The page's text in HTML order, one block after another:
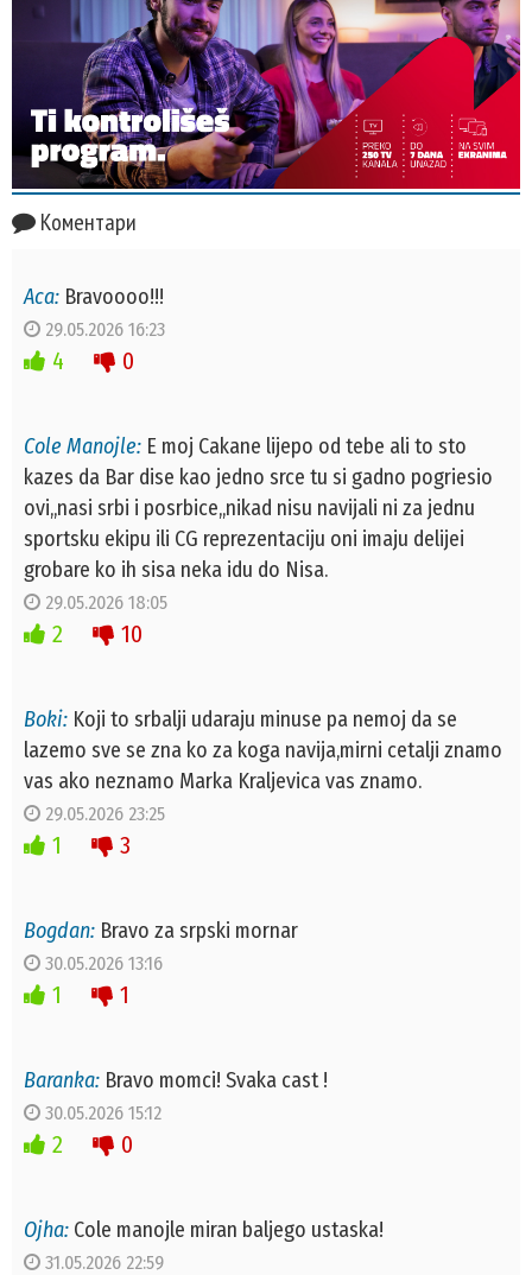
Коментари
Aca: Bravoooo!!!
29.05.2026 16:23
4 0
Cole Manojle: E moj Cakane lijepo od tebe ali to sto
kazes da Bar dise kao jedno srce tu si gadno pogriesio
ovi,,nasi srbi i posrbice,,nikad nisu navijali ni za jednu
sportsku ekipu ili CG reprezentaciju oni imaju delijei
grobare ko ih sisa neka idu do Nisa.
29.05.2026 18:05
2 10
Boki: Koji to srbalji udaraju minuse pa nemoj da se
lazemo sve se zna ko za koga navija,mirni cetalji znamo
vas ako neznamo Marka Kraljevica vas znamo.
29.05.2026 23:25
1 3
Bogdan: Bravo za srpski mornar
30.05.2026 13:16
1 1
Baranka: Bravo momci! Svaka cast !
30.05.2026 15:12
2 0
Ojha: Cole manojle miran baljego ustaska!
31.05.2026 22:59